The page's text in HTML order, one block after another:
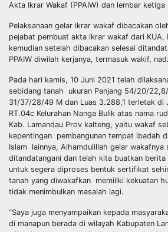
Akta Ikrar Wakaf (PPAIW) dan lembar ketiga
Pelaksanaan gelar ikrar wakaf dibacakan
pejabat pembuat akta ikrar wakaf dari
kemudian setelah dibacakan selesai
PPAIW diwilah kerjanya, termasuk wakif,
Pada hari kamis, 10 Juni 2021 telah
sebidang tanah ukuran Panjang 54/20/
31/37/28/49 M dan Luas 3.288,1 terletak di
RT.04c Kelurahan Nanga Bulik atas nama
Kab. Lamandau Prov kalteng, yaitu wakaf
kepentingan pembangunan tempat ibadah
Islam lainnya, Alhamdulillah gelar wakafnya
ditandatangani dan telah kita buatkan berita
untuk segera diproses bentuk sertifikat
tanah yang diwakafkan memiliki kekuatan
tidak menimbulkan masalah lagi.
“Saya juga menyampaikan kepada
di manapun berada di wilayah Kabupaten